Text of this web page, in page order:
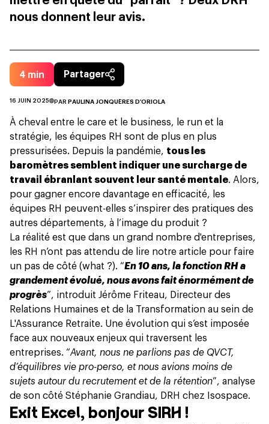
nous donnent leur avis.
4 min Partager
16 JUIN 2025 PAR PAULINA JONQUÈRES D'ORIOLA
À cheval entre le care et le business, le run et la
stratégie, les équipes RH sont de plus en plus
pressurisées. Depuis la pandémie, tous les
baromètres semblent indiquer une surcharge de
travail ébranlant souvent leur santé mentale. Alors,
pour gagner encore davantage en efficacité, les
équipes RH peuvent-elles s’inspirer des pratiques des
autres départements, à l’image du produit ?
La réalité est que dans un grand nombre d'entreprises,
les RH n’ont pas attendu de lire notre article pour faire
un pas de côté (what ?). “En 10 ans, la fonction RH a
grandement évolué, nous avons fait énormément de
progrès”, introduit Jérôme Friteau, Directeur des
Relations Humaines et de la Transformation au sein de
L'Assurance Retraite. Une évolution qui s’est imposée
face aux nouveaux enjeux qui traversent les
entreprises. “Avant, nous ne parlions pas de QVCT,
d’équilibres vie pro-perso, et nous avions moins de
sujets autour du recrutement et de la rétention”, analyse
de son côté Stéphanie Grandiau, DRH chez Isospace.
Exit Excel, bonjour SIRH !